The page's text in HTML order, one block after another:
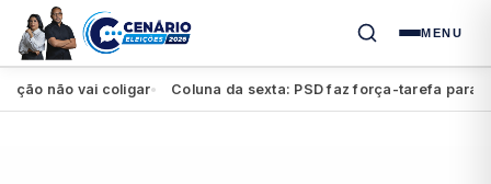
MENU
não vai coligar● Coluna da sexta: PSD faz força-tarefa para